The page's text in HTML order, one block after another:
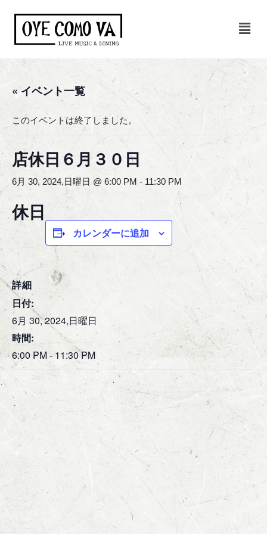
ン
テ
ツ
ス
ッ
プ
« イベント一覧
このイベントは終了しました。
店休日６月３０日
6月 30, 2024,日曜日 @ 6:00 PM - 11:30 PM
休日
カレンダーに追加
詳細
日付:
6月 30, 2024,日曜日
時間:
6:00 PM - 11:30 PM